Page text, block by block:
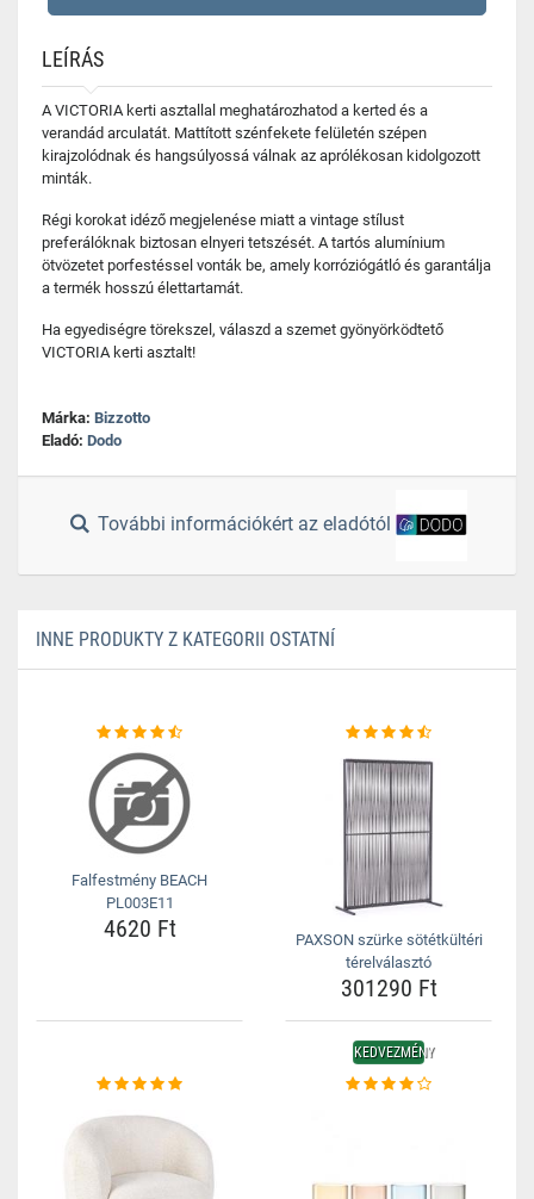
LEÍRÁS
A VICTORIA kerti asztallal meghatározhatod a kerted és a
verandád arculatát. Mattított szénfekete felületén szépen
kirajzolódnak és hangsúlyossá válnak az aprólékosan kidolgozott
minták.
Régi korokat idéző megjelenése miatt a vintage stílust
preferálóknak biztosan elnyeri tetszését. A tartós alumínium
ötvözetet porfestéssel vonták be, amely korróziógátló és garantálja
a termék hosszú élettartamát.
Ha egyediségre törekszel, válaszd a szemet gyönyörködtető
VICTORIA kerti asztalt!
Márka: Bizzotto
Eladó: Dodo
További információkért az eladótól
INNE PRODUKTY Z KATEGORII OSTATNÍ
Falfestmény BEACH
PL003E11
4620 Ft
PAXSON szürke sötétkültéri
térelválasztó
301290 Ft
KEDVEZMÉNY